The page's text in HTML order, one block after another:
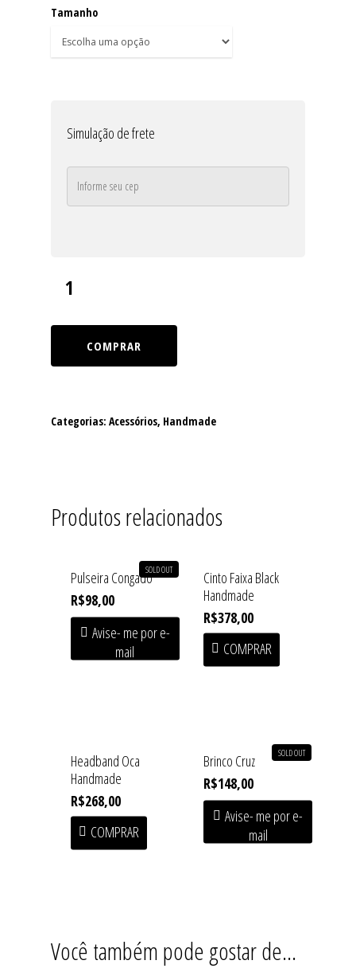
Tamanho
Simulação de frete
COMPRAR
Categorias: Acessórios, Handmade
Produtos relacionados
Pulseira Congado
R$98,00
Avise- me por e-
mail
SOLD OUT
Cinto Faixa Black
Handmade
R$378,00
COMPRAR
Headband Oca
Handmade
R$268,00
COMPRAR
Brinco Cruz
R$148,00
Avise- me por e-
mail
SOLD OUT
Você também pode gostar de…
SOFT HEAT • First Drop
Acessórios
Baby Line
Casacos
Institucional
Coleções
Macuco